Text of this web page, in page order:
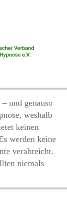
und genauso
weshalb
keinen
werden keine
verabreicht.
niemals